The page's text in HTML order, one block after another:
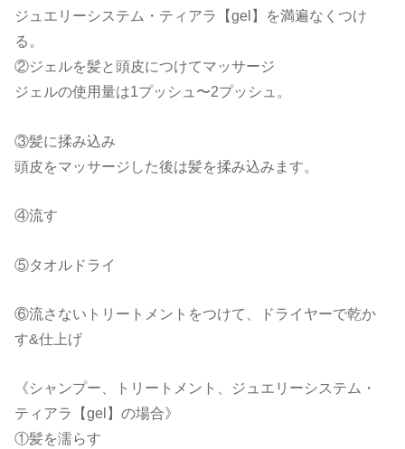
ジュエリーシステム・ティアラ【gel】を満遍なくつけ
る。
②ジェルを髪と頭皮につけてマッサージ
ジェルの使用量は1プッシュ〜2プッシュ。
③髪に揉み込み
頭皮をマッサージした後は髪を揉み込みます。
④流す
⑤タオルドライ
⑥流さないトリートメントをつけて、ドライヤーで乾か
す&仕上げ
《シャンプー、トリートメント、ジュエリーシステム・
ティアラ【gel】の場合》
①髪を濡らす